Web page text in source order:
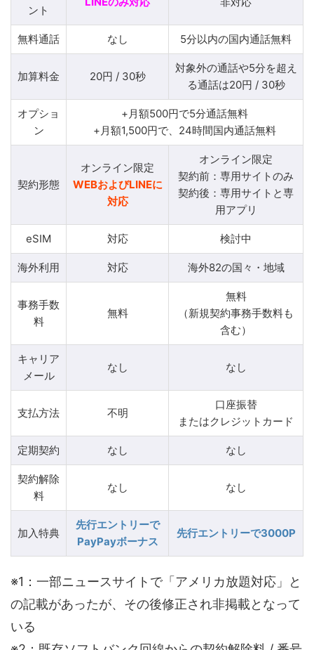
ント
無料通話 なし 5分以内の国内通話無料
加算料金 20円 / 30秒
対象外の通話や5分を超え
る通話は20円 / 30秒
オプショ
ン
+月額500円で5分通話無料
+月額1,500円で、24時間国内通話無料
契約形態
オンライン限定
WEBおよびLINEに
対応
オンライン限定
契約前：専用サイトのみ
契約後：専用サイトと専
用アプリ
eSIM 対応 検討中
海外利用 対応 海外82の国々・地域
事務手数
料
無料
無料
（新規契約事務手数料も
含む）
キャリア
メール
なし なし
支払方法 不明
口座振替
またはクレジットカード
定期契約 なし なし
契約解除
料
なし なし
加入特典
先行エントリーで
PayPayボーナス
先行エントリーで3000P
※1：一部ニュースサイトで「アメリカ放題対応」と
の記載があったが、その後修正され非掲載となって
いる